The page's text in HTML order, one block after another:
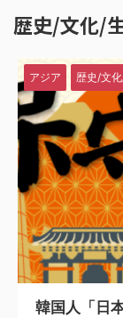
【悲報】 コロナワク
歴史/文化/
アジア 歴史/文
韓国人「日